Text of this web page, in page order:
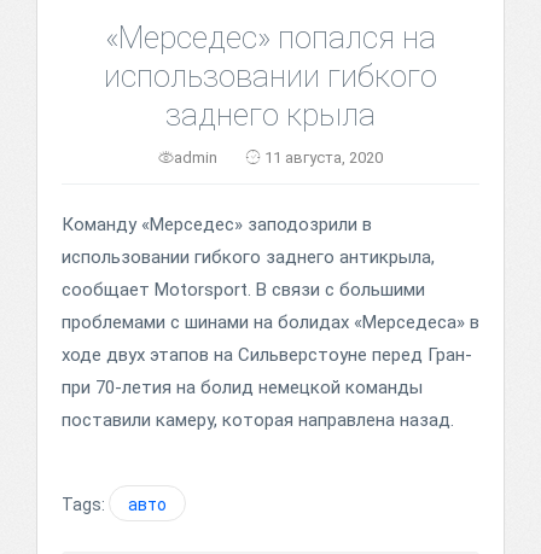
«Мерседес» попался на
использовании гибкого
заднего крыла
admin 11 августа, 2020
Команду «Мерседес» заподозрили в
использовании гибкого заднего антикрыла,
сообщает Motorsport. В связи с большими
проблемами с шинами на болидах «Мерседеса» в
ходе двух этапов на Сильверстоуне перед Гран-
при 70-летия на болид немецкой команды
поставили камеру, которая направлена назад.
Tags: авто